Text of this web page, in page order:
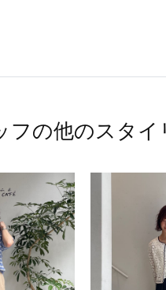
フの他のスタ